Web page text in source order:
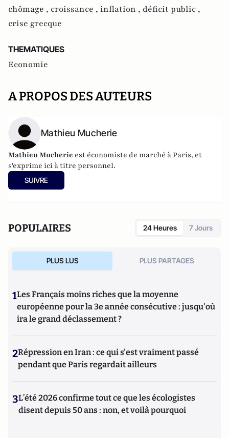
chômage , croissance , inflation , déficit public ,
crise grecque
THEMATIQUES
Economie
A PROPOS DES AUTEURS
Mathieu Mucherie
Mathieu Mucherie est économiste de marché à Paris, et
s'exprime ici à titre personnel.
SUIVRE
POPULAIRES 24 Heures 7 Jours
PLUS LUS PLUS PARTAGES
1Les Français moins riches que la moyenne
européenne pour la 3e année consécutive : jusqu'où
ira le grand déclassement ?
2Répression en Iran : ce qui s'est vraiment passé
pendant que Paris regardait ailleurs
3L’été 2026 confirme tout ce que les écologistes
disent depuis 50 ans : non, et voilà pourquoi